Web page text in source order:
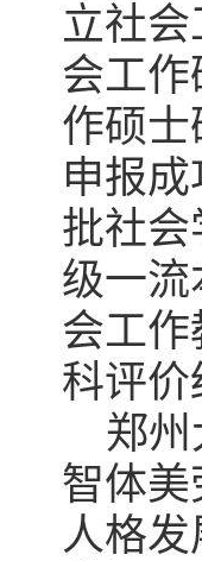
立社
会工
作硕士
申报
批社会
级一
会工
科评
郑
智体
人格